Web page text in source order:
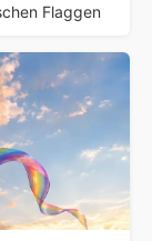
Flaggen